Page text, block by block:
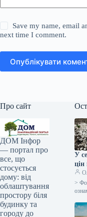
Save my name, email
next time I comment.
Опублікувати
Про сайт
ДОМ Інфор
— портал про
все, що
стосується
дому: від
облаштування
простору біля
будинку та
городу до
У
цін
>